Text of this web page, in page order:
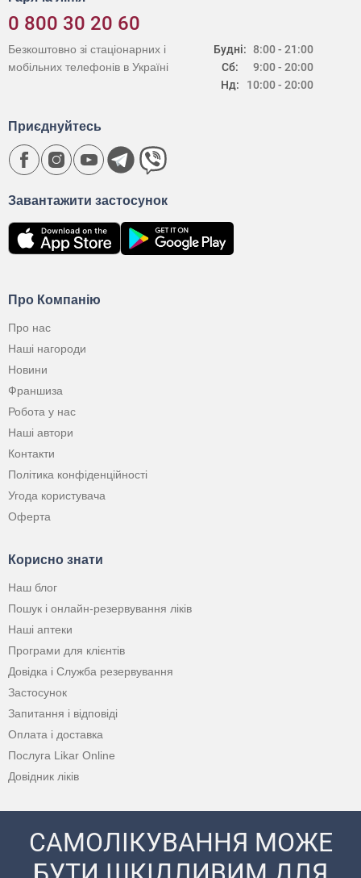
0 800 30 20 60
Будні:
Сб:
Нд:
8:00 - 21:00
9:00 - 20:00
10:00 - 20:00
Безкоштовно зі стаціонарних і
мобільних телефонів в Україні
Про Компанію
Про нас
Наші нагороди
Новини
Франшиза
Робота у нас
Наші автори
Контакти
Політика конфіденційності
Угода користувача
Оферта
Корисно знати
Наш блог
Пошук і онлайн-резервування ліків
Наші аптеки
Програми для клієнтів
Довідка і Служба резервування
Застосунок
Запитання і відповіді
Оплата і доставка
Послуга Likar Online
Довідник ліків
Завантажити застосунок
Приєднуйтесь
САМОЛІКУВАННЯ МОЖЕ